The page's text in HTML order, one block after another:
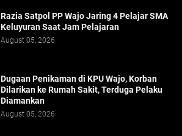
Razia Satpol PP Wajo Jaring 4 Pelajar SMA
Keluyuran Saat Jam Pelajaran
August 05, 2026
Dugaan Penikaman di KPU Wajo, Korban
Dilarikan ke Rumah Sakit, Terduga Pelaku
Diamankan
August 05, 2026